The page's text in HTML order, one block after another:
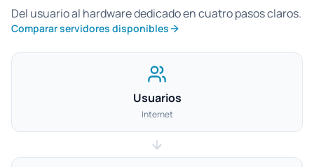
Del usuario al hardware dedicado en cuatro pasos claros.
Comparar servidores disponibles
Usuarios
Internet